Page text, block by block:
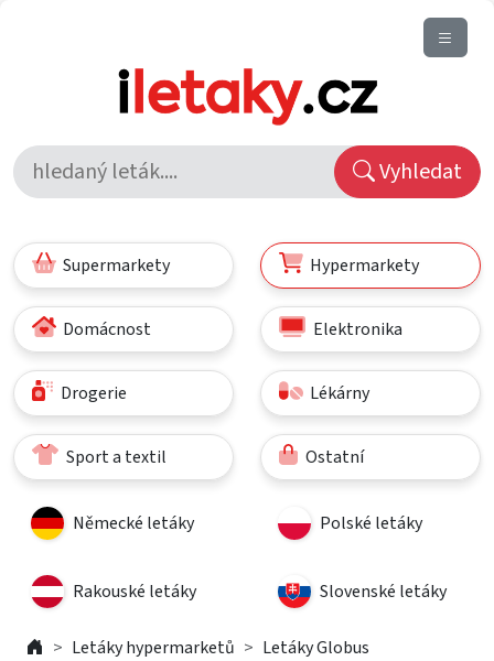
Vyhledat
Supermarkety Hypermarkety
Domácnost Elektronika
Drogerie Lékárny
Sport a textil Ostatní
Německé letáky Polské letáky
Rakouské letáky Slovenské letáky
Letáky hypermarketů
Letáky Globus